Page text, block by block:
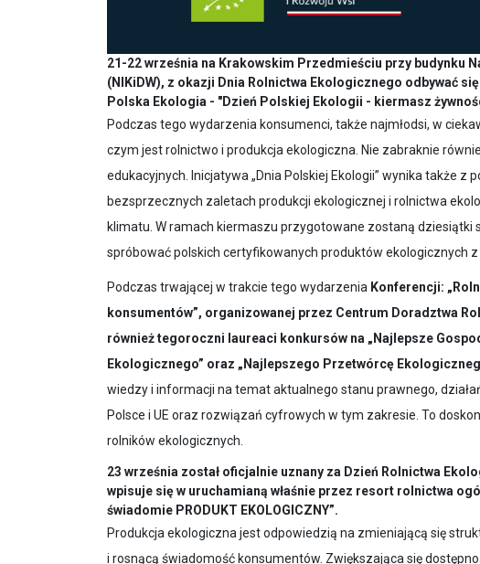
21-22 września na Krakowskim Przedmieściu przy budynku
(NIKiDW), z okazji Dnia Rolnictwa Ekologicznego odbywać
Polska Ekologia - "Dzień Polskiej Ekologii - kiermasz
Podczas tego wydarzenia konsumenci, także najmłodsi, w
czym jest rolnictwo i produkcja ekologiczna. Nie zabraknie
edukacyjnych. Inicjatywa „Dnia Polskiej Ekologii” wynika także z
bezsprzecznych zaletach produkcji ekologicznej i rolnictwa
klimatu. W ramach kiermaszu przygotowane zostaną dziesiątki
spróbować polskich certyfikowanych produktów ekologicznych z
Podczas trwającej w trakcie tego wydarzenia Konferencji:
konsumentów”, organizowanej przez Centrum Doradztwa
również tegoroczni laureaci konkursów na „Najlepsze
Ekologicznego” oraz „Najlepszego Przetwórcę
wiedzy i informacji na temat aktualnego stanu prawnego,
Polsce i UE oraz rozwiązań cyfrowych w tym zakresie. To
rolników ekologicznych.
23 września został oficjalnie uznany za Dzień Rolnictwa
wpisuje się w uruchamianą właśnie przez resort rolnictwa
świadomie PRODUKT EKOLOGICZNY”.
Produkcja ekologiczna jest odpowiedzią na zmieniającą się
i rosnącą świadomość konsumentów. Zwiększająca się